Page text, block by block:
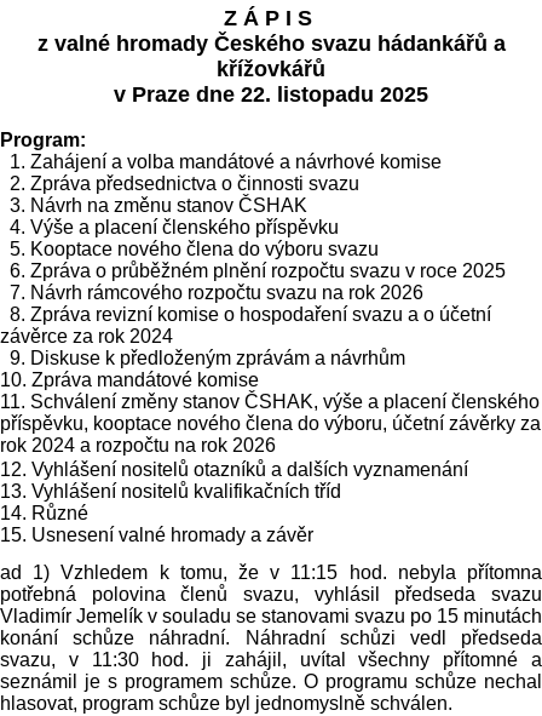
Z Á P I S
z valné hromady Českého svazu hádankářů a
křížovkářů
v Praze dne 22. listopadu 2025
Program:
1. Zahájení a volba mandátové a návrhové komise
2. Zpráva předsednictva o činnosti svazu
3. Návrh na změnu stanov ČSHAK
4. Výše a placení členského příspěvku
5. Kooptace nového člena do výboru svazu
6. Zpráva o průběžném plnění rozpočtu svazu v roce 2025
7. Návrh rámcového rozpočtu svazu na rok 2026
8. Zpráva revizní komise o hospodaření svazu a o účetní
závěrce za rok 2024
9. Diskuse k předloženým zprávám a návrhům
10. Zpráva mandátové komise
11. Schválení změny stanov ČSHAK, výše a placení členského
příspěvku, kooptace nového člena do výboru, účetní závěrky za
rok 2024 a rozpočtu na rok 2026
12. Vyhlášení nositelů otazníků a dalších vyznamenání
13. Vyhlášení nositelů kvalifikačních tříd
14. Různé
15. Usnesení valné hromady a závěr
ad 1) Vzhledem k tomu, že v 11:15 hod. nebyla přítomna
potřebná polovina členů svazu, vyhlásil předseda svazu
Vladimír Jemelík v souladu se stanovami svazu po 15 minutách
konání schůze náhradní. Náhradní schůzi vedl předseda
svazu, v 11:30 hod. ji zahájil, uvítal všechny přítomné a
seznámil je s programem schůze. O programu schůze nechal
hlasovat, program schůze byl jednomyslně schválen.